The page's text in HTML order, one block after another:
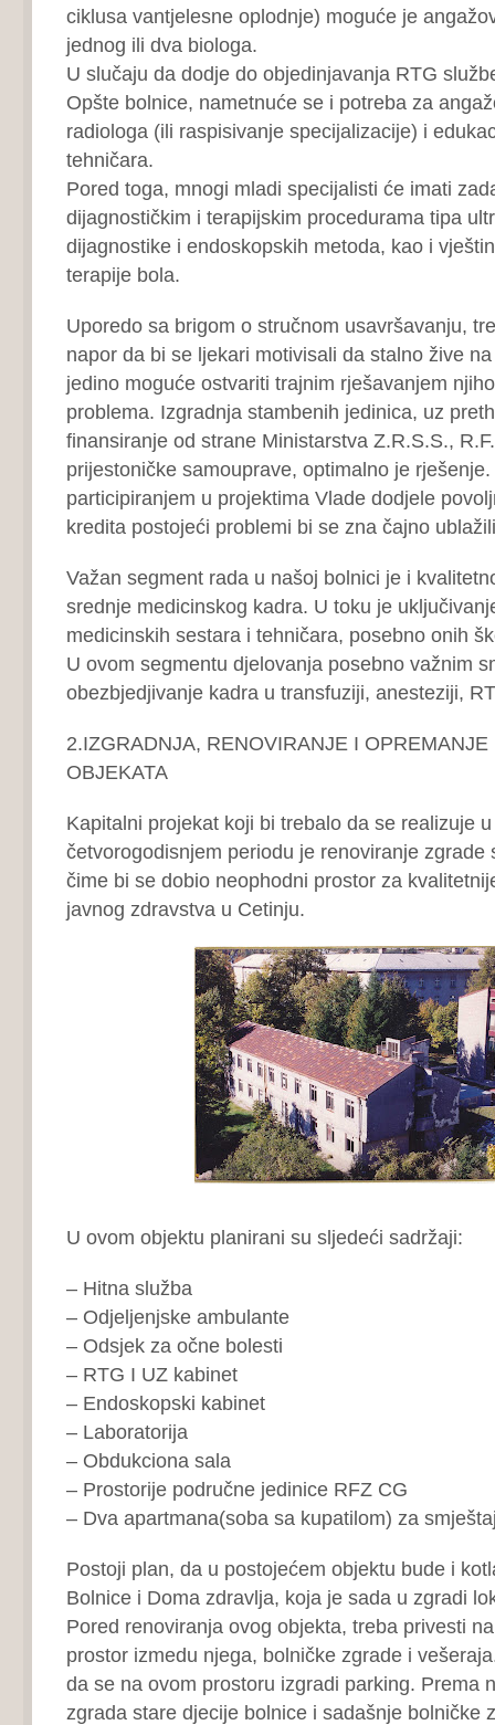
ciklusa vantjelesne oplodnje) moguće je
jednog ili dva biologa.
U slučaju da dodje do objedinjavanja RTG
Opšte bolnice, nametnuće se i potreba za
radiologa (ili raspisivanje specijalizacije) i
tehničara.
Pored toga, mnogi mladi specijalisti će imati
dijagnostičkim i terapijskim procedurama tipa
dijagnostike i endoskopskih metoda, kao i
terapije bola.
Uporedo sa brigom o stručnom usavršavanju,
napor da bi se ljekari motivisali da stalno žive
jedino moguće ostvariti trajnim rješavanjem
problema. Izgradnja stambenih jedinica, uz
finansiranje od strane Ministarstva Z.R.S.S.,
prijestoničke samouprave, optimalno je
participiranjem u projektima Vlade dodjele
kredita postojeći problemi bi se zna čajno
Važan segment rada u našoj bolnici je i
srednje medicinskog kadra. U toku je
medicinskih sestara i tehničara, posebno onih
U ovom segmentu djelovanja posebno važnim
obezbjedjivanje kadra u transfuziji, anesteziji,
2.IZGRADNJA, RENOVIRANJE I
OBJEKATA
Kapitalni projekat koji bi trebalo da se realizuje
četvorogodisnjem periodu je renoviranje zgrade
čime bi se dobio neophodni prostor za
javnog zdravstva u Cetinju.
U ovom objektu planirani su sljedeći sadržaji:
– Hitna služba
– Odjeljenjske ambulante
– Odsjek za očne bolesti
– RTG I UZ kabinet
– Endoskopski kabinet
– Laboratorija
– Obdukciona sala
– Prostorije područne jedinice RFZ CG
– Dva apartmana(soba sa kupatilom) za
Postoji plan, da u postojećem objektu bude i
Bolnice i Doma zdravlja, koja je sada u zgradi
Pored renoviranja ovog objekta, treba privesti
prostor izmedu njega, bolničke zgrade i
da se na ovom prostoru izgradi parking. Prema
zgrada stare djecije bolnice i sadašnje bolničke